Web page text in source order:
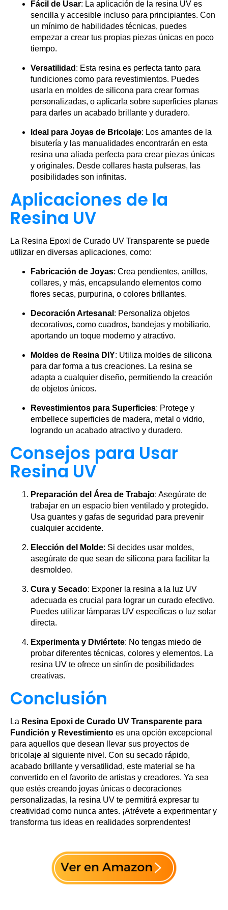
Fácil de Usar: La aplicación de la resina UV es
sencilla y accesible incluso para principiantes. Con
un mínimo de habilidades técnicas, puedes
empezar a crear tus propias piezas únicas en poco
tiempo.
Versatilidad : Esta resina es perfecta tanto para
fundiciones como para revestimientos. Puedes
usarla en moldes de silicona para crear formas
personalizadas, o aplicarla sobre superficies planas
para darles un acabado brillante y duradero.
Ideal para Joyas de Bricolaje: Los amantes de la
bisutería y las manualidades encontrarán en esta
resina una aliada perfecta para crear piezas únicas
y originales. Desde collares hasta pulseras, las
posibilidades son infinitas.
Aplicaciones de la
Resina UV
La Resina Epoxi de Curado UV Transparente se puede
utilizar en diversas aplicaciones, como:
Fabricación de Joyas: Crea pendientes, anillos,
collares, y más, encapsulando elementos como
flores secas, purpurina, o colores brillantes.
Decoración Artesanal : Personaliza objetos
decorativos, como cuadros, bandejas y mobiliario,
aportando un toque moderno y atractivo.
Moldes de Resina DIY: Utiliza moldes de silicona
para dar forma a tus creaciones. La resina se
adapta a cualquier diseño, permitiendo la creación
de objetos únicos.
Revestimientos para Superficies: Protege y
embellece superficies de madera, metal o vidrio,
logrando un acabado atractivo y duradero.
Consejos para Usar
Resina UV
Preparación del Área de Trabajo: Asegúrate de
trabajar en un espacio bien ventilado y protegido.
Usa guantes y gafas de seguridad para prevenir
cualquier accidente.
Elección del Molde: Si decides usar moldes,
asegúrate de que sean de silicona para facilitar la
desmoldeo.
Cura y Secado: Exponer la resina a la luz UV
adecuada es crucial para lograr un curado efectivo.
Puedes utilizar lámparas UV específicas o luz solar
directa.
Experimenta y Diviértete: No tengas miedo de
probar diferentes técnicas, colores y elementos. La
resina UV te ofrece un sinfín de posibilidades
creativas.
Conclusión
La Resina Epoxi de Curado UV Transparente para
Fundición y Revestimiento es una opción excepcional
para aquellos que desean llevar sus proyectos de
bricolaje al siguiente nivel. Con su secado rápido,
acabado brillante y versatilidad, este material se ha
convertido en el favorito de artistas y creadores. Ya sea
que estés creando joyas únicas o decoraciones
personalizadas, la resina UV te permitirá expresar tu
creatividad como nunca antes. ¡Atrévete a experimentar y
transforma tus ideas en realidades sorprendentes!